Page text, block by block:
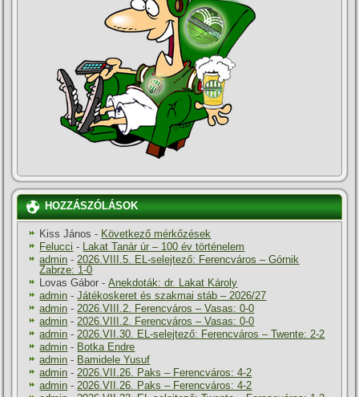
HOZZÁSZÓLÁSOK
Kiss János - Következő mérkőzések
Felucci -
Lakat Tanár úr – 100 év történelem
admin - 2026.VIII.5. EL-selejtező: Ferencváros – Górnik
Zabrze: 1-0
Lovas Gábor -Anekdoták: dr. Lakat Károly
admin -Játékoskeret és szakmai stáb – 2026/27
admin - 2026.VIII.2. Ferencváros – Vasas: 0-0
admin - 2026.VIII.2. Ferencváros – Vasas: 0-0
admin - 2026.VII.30. EL-selejtező: Ferencváros – Twente: 2-2
admin - Botka Endre
admin - Bamidele Yusuf
admin - 2026.VII.26. Paks – Ferencváros: 4-2
admin - 2026.VII.26. Paks – Ferencváros: 4-2